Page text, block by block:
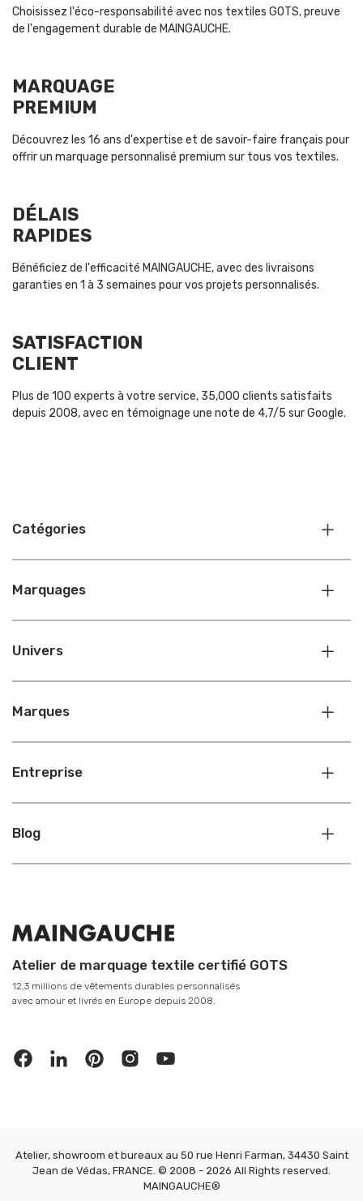
Choisissez l'éco-responsabilité avec nos textiles GOTS, preuve
de l'engagement durable de MAINGAUCHE.
MARQUAGE
PREMIUM
Découvrez les 16 ans d'expertise et de savoir-faire français pour
offrir un marquage personnalisé premium sur tous vos textiles.
DÉLAIS
RAPIDES
Bénéficiez de l'efficacité MAINGAUCHE, avec des livraisons
garanties en 1 à 3 semaines pour vos projets personnalisés.
SATISFACTION
CLIENT
Plus de 100 experts à votre service, 35,000 clients satisfaits
depuis 2008, avec en témoignage une note de 4,7/5 sur Google.
Catégories
Marquages
Univers
Marques
Entreprise
Blog
Atelier de marquage textile certifié GOTS
12,3 millions de vêtements durables personnalisés
avec amour et livrés en Europe depuis 2008.
Atelier, showroom et bureaux au 50 rue Henri Farman, 34430 Saint
Jean de Védas, FRANCE. © 2008 - 2026 All Rights reserved.
MAINGAUCHE®